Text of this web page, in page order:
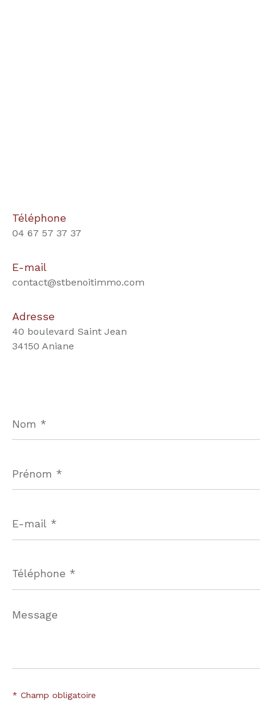
Téléphone
04 67 57 37 37
E-mail
contact@stbenoitimmo.com
Adresse
40 boulevard Saint Jean
34150 Aniane
*
*
mail
*
*
Message
*
* Champ obligatoire